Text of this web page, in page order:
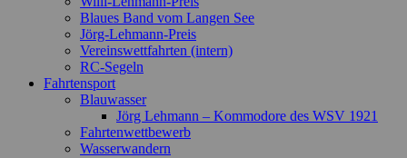
Blaues Band vom Langen See
Jörg-Lehmann-Preis
Vereinswettfahrten (intern)
RC-Segeln
Fahrtensport
Blauwasser
Jörg Lehmann – Kommodore des WSV 1921
Fahrtenwettbewerb
Wasserwandern